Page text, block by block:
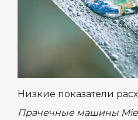
Низкие показатели
Прачечные машины